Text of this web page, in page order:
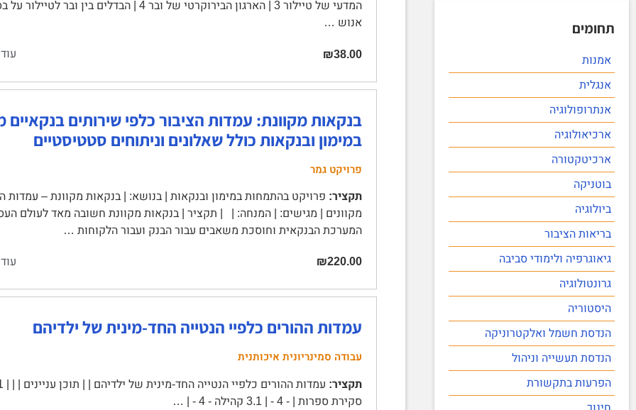
תחומים
אמנות
אנגלית
אנתרופולוגיה
ארכיאולוגיה
ארכיטקטורה
בוטניקה
ביולוגיה
בריאות הציבור
גיאוגרפיה ולימודי סביבה
גרונטולוגיה
היסטוריה
הנדסת חשמל ואלקטרוניקה
הנדסת תעשייה וניהול
הפרעות בתקשורת
חינוך
אנוש …
₪38.00
בנקאות מקוונת: עמדות הציבור כלפי שירותים בנקאיים
במימון ובנקאות כולל שאלונים וניתוחים סטטיסטיים
פרויקט גמר
תקציר: פרויקט בהתמחות במימון ובנקאות | בנושא: | בנקאות מקוונת – עמדות
מקוונים | מגישים: | המנחה: | | תקציר | בנקאות מקוונת חשובה מאד לעולם
המערכת הבנקאית וחוסכת משאבים עבור הבנק ועבור הלקוחות …
₪220.00
עמדות ההורים כלפיי הנטייה החד-מינית של ילדיהם
עבודה סמינריונית איכותנית
תקציר:
סקירת ספרות | - 4 - | 3.1 קהילה - 4 - | …